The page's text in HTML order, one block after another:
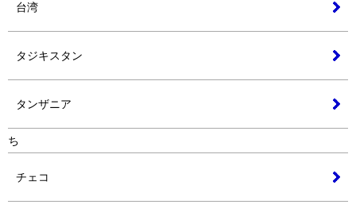
台湾
タジキスタン
タンザニア
ち
チェコ